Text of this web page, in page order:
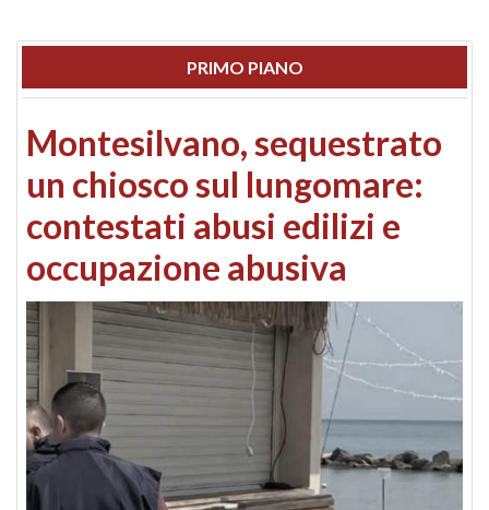
PRIMO PIANO
Montesilvano, sequestrato
un chiosco sul lungomare:
contestati abusi edilizi e
occupazione abusiva